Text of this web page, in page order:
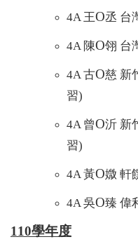
4A 王O丞 台
4A 陳O翎 台
4A 古O慈 新
習)
4A 曾O沂 新
習)
4A 黃O媺 軒
4A 吳O臻 偉
110學年度